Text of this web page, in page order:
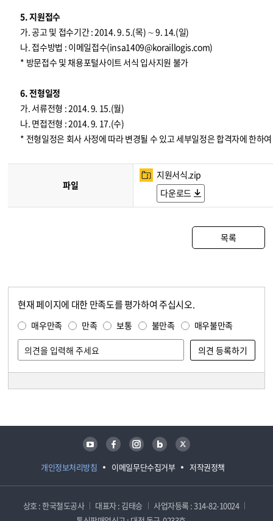
5. 지원접수
가. 공고 및 접수기간 : 2014. 9. 5.(목) ∼ 9. 14.(일)
나. 접수방법 : 이메일접수(insa1409@koraillogis.com)
* 방문접수 및 채용포털사이트 서식 입사지원 불가
6. 전형일정
가. 서류전형 : 2014. 9. 15.(월)
나. 면접전형 : 2014. 9. 17.(수)
* 전형일정은 회사 사정에 따라 변경될 수 있고 세부일정은 합격자에 한하
파일
지원서식.zip
다운로드
목록
현재 페이지에 대한 만족도를 평가하여 주십시오.
매우만족 만족 보통 불만족 매우불만족
개인정보처리방침 이메일무단수집거부 저작권정책
유튜브 페이스북 인스타그램 블로그 트위터
상호 : 한국철도공사 대표자 : 김태승
사업자등록 : 314-82-10024